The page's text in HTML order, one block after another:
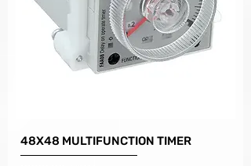
48X48 MULTIFUNCTION TIMER